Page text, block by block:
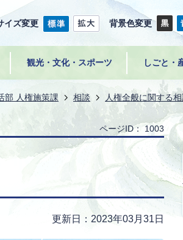
イズ変更 背景色変更
観光・文化・スポーツ しごと・
部 人権施策課 相談 人権全般に関する
ページID： 1003
更新日：2023年03月31日